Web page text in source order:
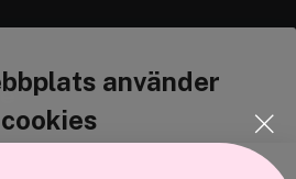
använder
cookies
för att anpassa innehållet och